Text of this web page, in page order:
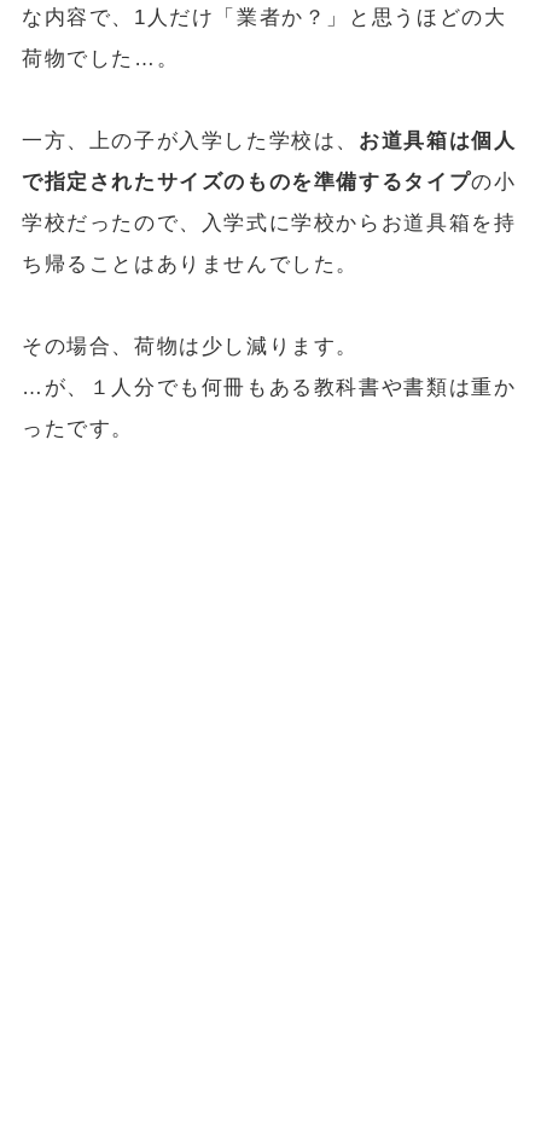
な内容で、1人だけ「業者か？」と思うほどの大
荷物でした…。
一方、上の子が入学した学校は、 お道具箱は個人
で指定されたサイズのものを準備するタイプの小
学校だったので、入学式に学校からお道具箱を持
ち帰ることはありませんでした。
その場合、荷物は少し減ります。
…が、１人分でも何冊もある教科書や書類は重か
ったです。